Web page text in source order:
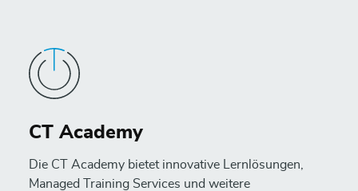
CT Academy
Die CT Academy bietet innovative Lernlösungen,
Managed Training Services und weitere